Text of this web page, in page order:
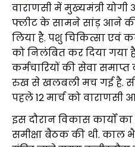
वाराणसी में मुख्यमंत्री
फ्लीट के सामने सांड़ आने
लिया है. पशु चिकित्सा एवं
को निलंबित कर दिया गया
कर्मचारियों की सेवा
रुख से खलबली मच गई है.
पहले 12 मार्च को वाराणसी
इस दौरान विकास कार्यों
समीक्षा बैठक की थी. काल